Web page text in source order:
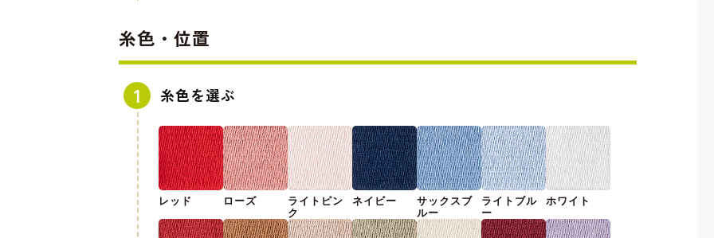
糸色・位置
糸色を選ぶ
レッド ローズ
ライトピン
ク
ネイビー
サックスブ
ルー
ライトブル
ー
ホワイト